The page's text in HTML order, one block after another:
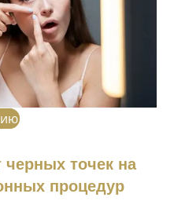
черных точек на
процедур